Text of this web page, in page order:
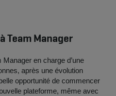
Team Manager
Manager en charge d’une
après une évolution
opportunité de commencer
plateforme, même avec